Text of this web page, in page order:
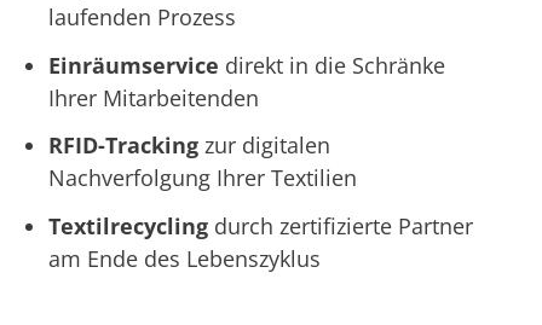
laufenden Prozess
Einräumservice direkt in die Schränke
Ihrer Mitarbeitenden
RFID-Tracking zur digitalen
Nachverfolgung Ihrer Textilien
Textilrecycling durch zertifizierte Partner
am Ende des Lebenszyklus